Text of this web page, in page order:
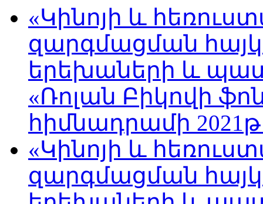
«Կինոյի և
զարգմացման
երեխաների և
«Ռոլան Բիկովի
հիմնադրամի
«Կինոյի և
զարգմացման